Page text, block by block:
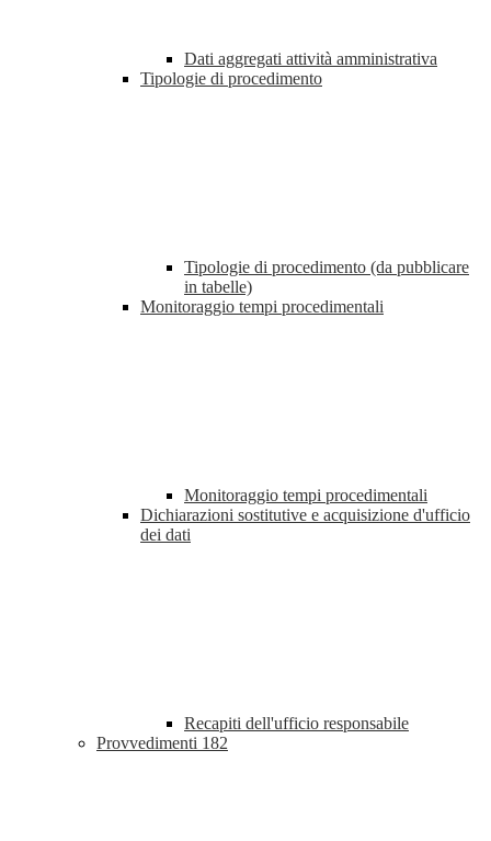
Dati aggregati attività amministrativa
Tipologie di procedimento
Tipologie di procedimento (da pubblicare
in tabelle)
Monitoraggio tempi procedimentali
Monitoraggio tempi procedimentali
Dichiarazioni sostitutive e acquisizione d'ufficio
dei dati
Recapiti dell'ufficio responsabile
Provvedimenti 182